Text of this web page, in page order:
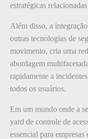
estratégicas
Além disso, a
outras tecnologias de
movimento, cria uma
abordagem
rapidamente a
todos os usuários.
Em um mundo onde a
yard de controle de
essencial para